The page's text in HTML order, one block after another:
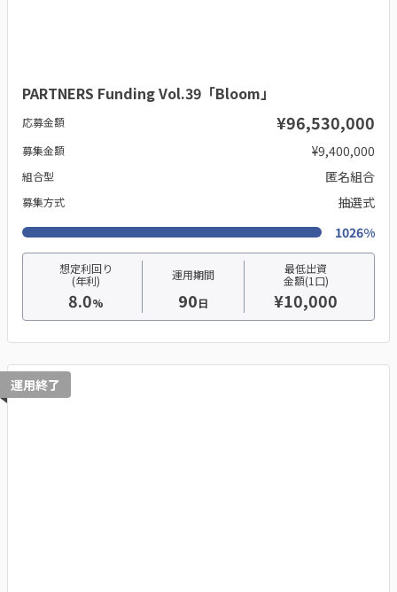
PARTNERS Funding Vol.39「Bloom」
応募金額 ¥96,530,000
募集金額 ¥9,400,000
組合型 匿名組合
募集方式
抽選式
1026%
想定利回り
(年利)
8.0%
運用期間
90日
最低出資
金額(1口)
¥10,000
運用終了